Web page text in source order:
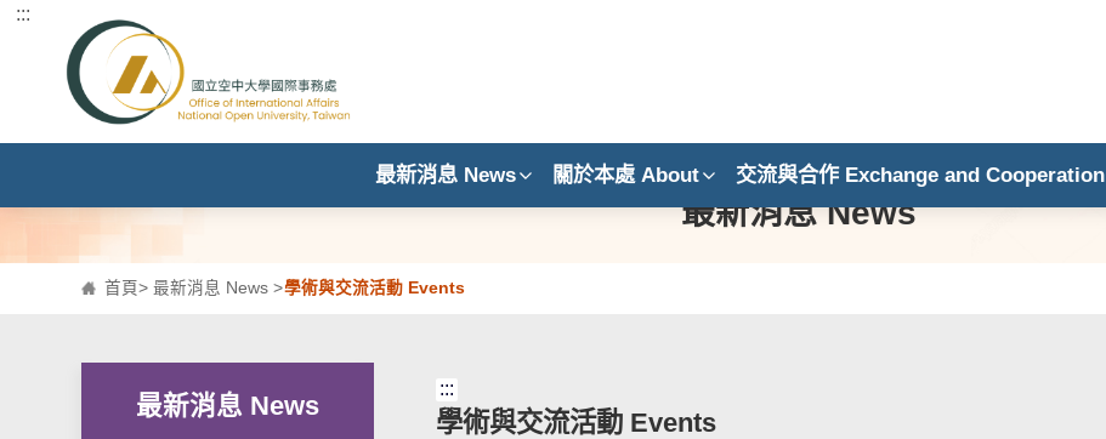
跳到主要內容區塊
:::
最新消息 News 關於本處 About 交流與合作 Exchange and Cooperation
最新消息 News
首頁>最新消息 News >學術與交流活動 Events
最新消息 News
:::
學術與交流活動 Events